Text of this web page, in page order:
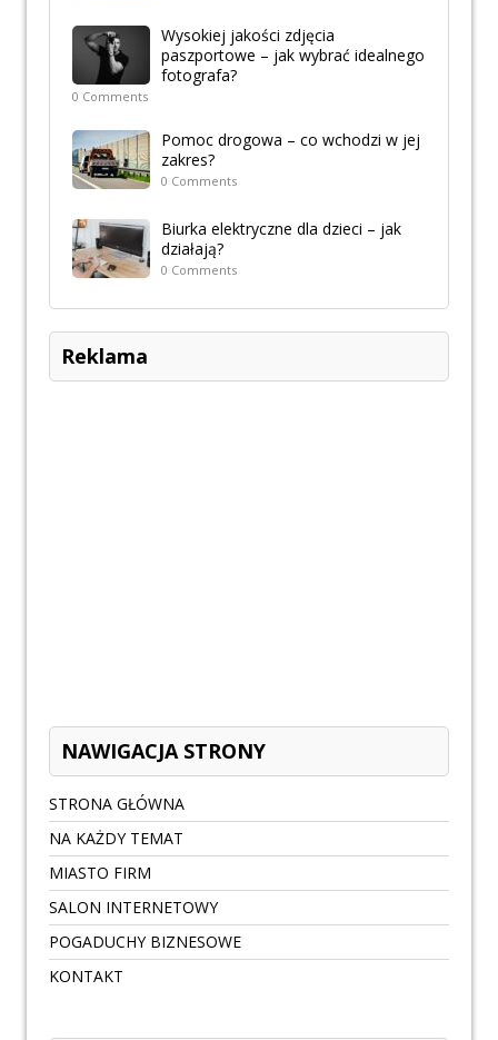
Wysokiej jakości zdjęcia
paszportowe – jak wybrać idealnego
fotografa?
0 Comments
Pomoc drogowa – co wchodzi w jej
zakres?
0 Comments
Biurka elektryczne dla dzieci – jak
działają?
0 Comments
Reklama
NAWIGACJA STRONY
STRONA GŁÓWNA
NA KAŻDY TEMAT
MIASTO FIRM
SALON INTERNETOWY
POGADUCHY BIZNESOWE
KONTAKT